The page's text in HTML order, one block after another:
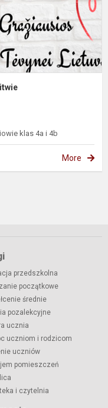
klas 4a i 4b
More
przedszkolna
początkowe
średnie
pozalekcyjne
ucznia
uczniom i rodzicom
uczniów
pomieszczeń
i czytelnia